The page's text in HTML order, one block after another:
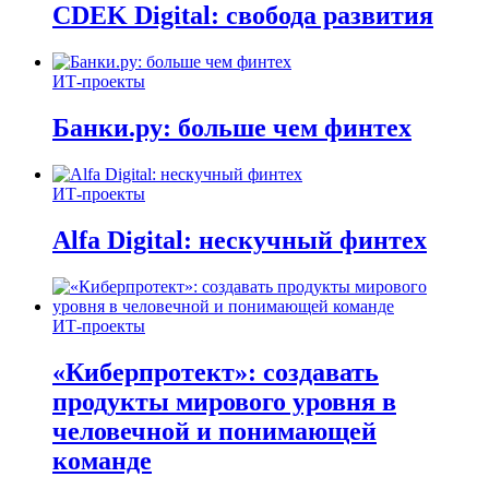
CDEK Digital: свобода развития
ИТ-проекты
Банки.ру: больше чем финтех
ИТ-проекты
Alfa Digital: нескучный финтех
ИТ-проекты
«Киберпротект»: создавать
продукты мирового уровня в
человечной и понимающей
команде